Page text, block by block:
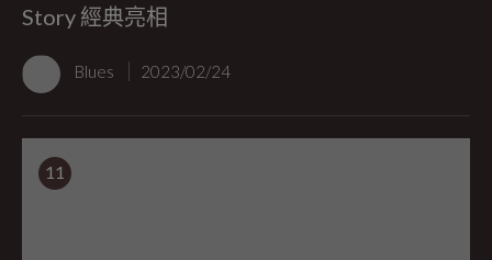
Story 經典亮相
Blues 2023/02/24
11